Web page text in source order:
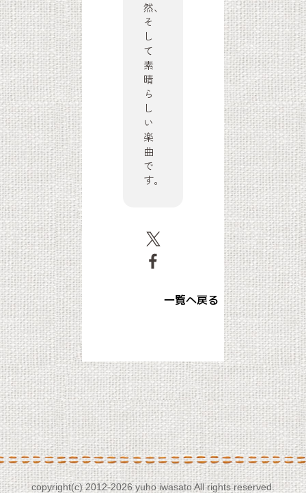
然、
そ
し
て
素
晴
ら
し
い
楽
曲
で
す。
一覧へ戻る
copyright(c) 2012-2026 yuho iwasato All rights reserved.